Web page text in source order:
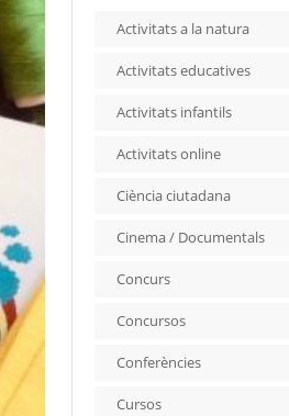
Activitats a la natura
Activitats educatives
Activitats infantils
Activitats online
Ciència ciutadana
Cinema / Documentals
Concurs
Concursos
Conferències
Cursos